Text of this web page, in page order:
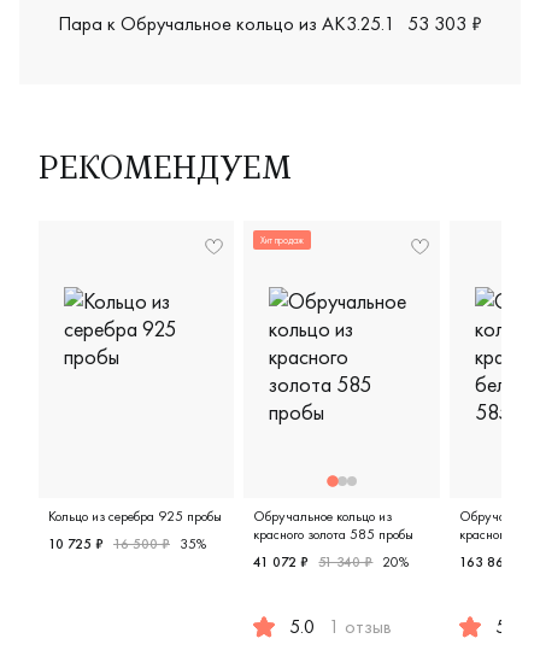
Пара к Обручальное кольцо из АК3.25.1 53 303 ₽
РЕКОМЕНДУЕМ
Кольцо из серебра 925 пробы
10 725 ₽ 16 500 ₽ 35%
Хит продаж
Обручальное кольцо из
красного золота 585 пробы
41 072 ₽ 51 340 ₽ 20%
5.0 1 отзыв
красного и
163 860 ₽
5.0